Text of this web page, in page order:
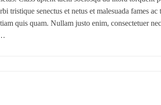
tristique senectus et netus et malesuada fames ac
quis quam. Nullam justo enim, consectetuer